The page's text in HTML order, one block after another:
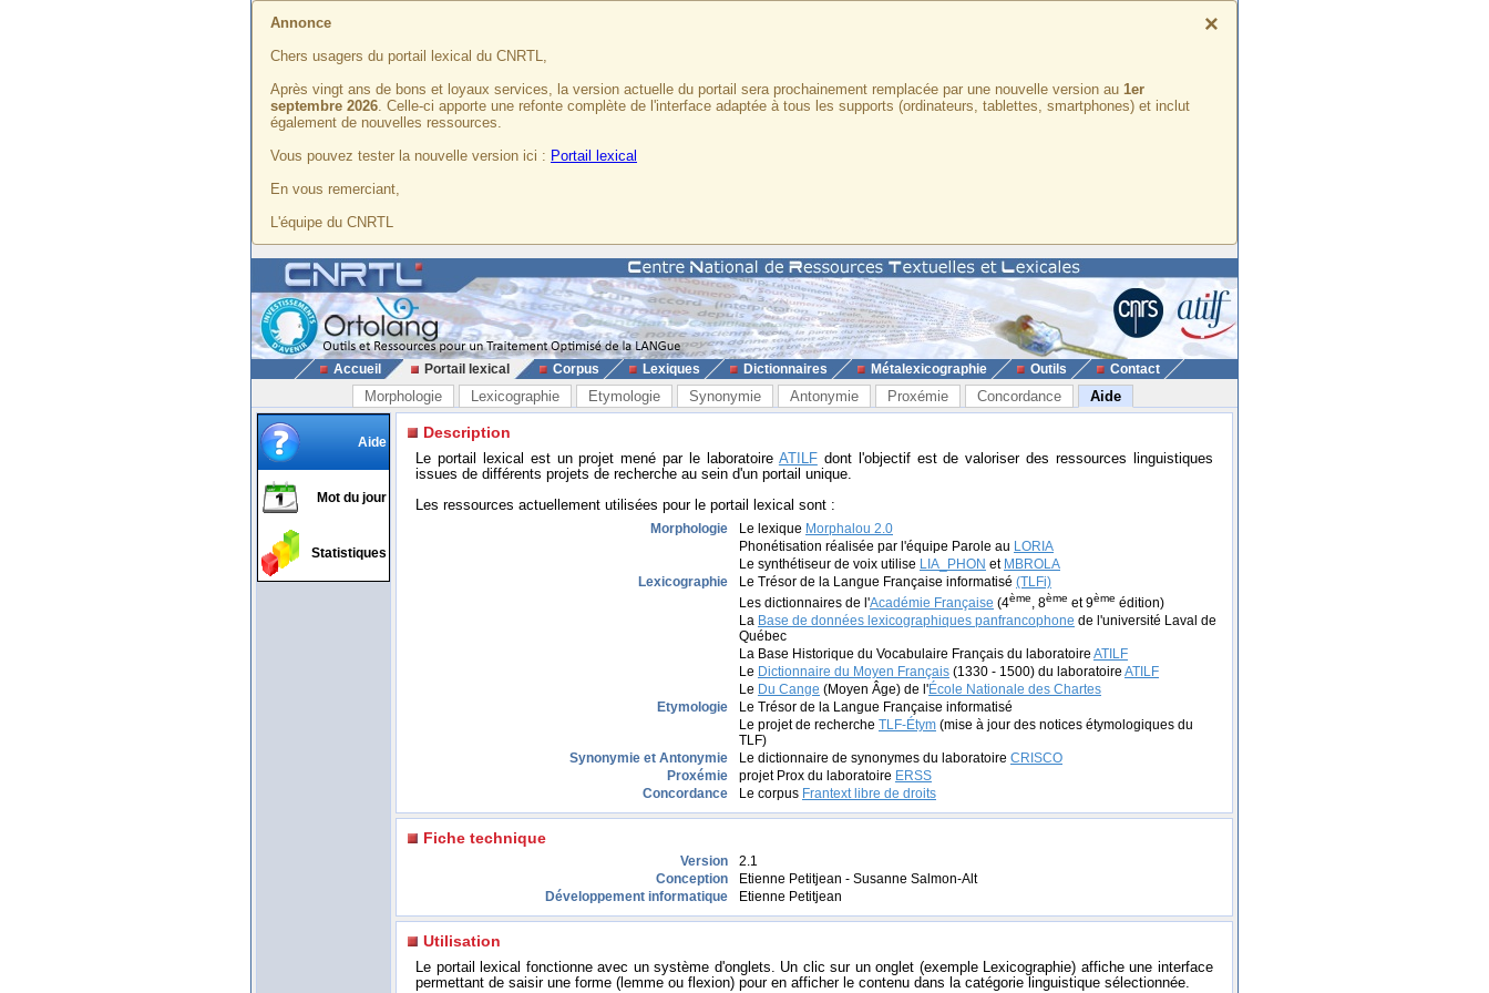
×
Annonce
Chers usagers du portail lexical du CNRTL,
Après vingt ans de bons et loyaux services, la version actuelle du portail sera prochainement remplacée par une nouvelle version au 1er
septembre 2026. Celle-ci apporte une refonte complète de l'interface adaptée à tous les supports (ordinateurs, tablettes, smartphones) et inclut
également de nouvelles ressources.
Vous pouvez tester la nouvelle version ici : Portail lexical
En vous remerciant,
L'équipe du CNRTL
Accueil Portail lexical Corpus Lexiques Dictionnaires Métalexicographie Outils Contact
Morphologie Lexicographie Etymologie Synonymie Antonymie Proxémie Concordance Aide
Aide
Mot du jour
Statistiques
Description
Le portail lexical est un projet mené par le laboratoire ATILFdont l'objectif est de valoriser des ressources linguistiques
issues de différents projets de recherche au sein d'un portail unique.
Les ressources actuellement utilisées pour le portail lexical sont :
Morphologie
Le lexique Morphalou 2.0
Phonétisation réalisée par l'équipe Parole au LORIA
Le synthétiseur de voix utilise LIA_PHON et MBROLA
Lexicographie
Le Trésor de la Langue Française informatisé (TLFi)
Les dictionnaires de l'Académie Française (4ème, 8ème et 9ème édition)
La Base de données lexicographiques panfrancophone de l'université Laval de
Québec
La Base Historique du Vocabulaire Français du laboratoire ATILF
Le Dictionnaire du Moyen Français (1330 - 1500) du laboratoire ATILF
Le Du Cange (Moyen Âge) de l'École Nationale des Chartes
Etymologie
Le Trésor de la Langue Française informatisé
Le projet de recherche TLF-Étym (mise à jour des notices étymologiques du
TLF)
Synonymie et Antonymie
Le dictionnaire de synonymes du laboratoire CRISCO
Proxémie
projet Prox du laboratoire ERSS
Concordance
Le corpus Frantext libre de droits
Fiche technique
Version
2.1
Conception
Etienne Petitjean - Susanne Salmon-Alt
Développement informatique
Etienne Petitjean
Utilisation
Le portail lexical fonctionne avec un système d'onglets. Un clic sur un onglet (exemple Lexicographie) affiche une interface
permettant de saisir une forme (lemme ou flexion) pour en afficher le contenu dans la catégorie linguistique sélectionnée.